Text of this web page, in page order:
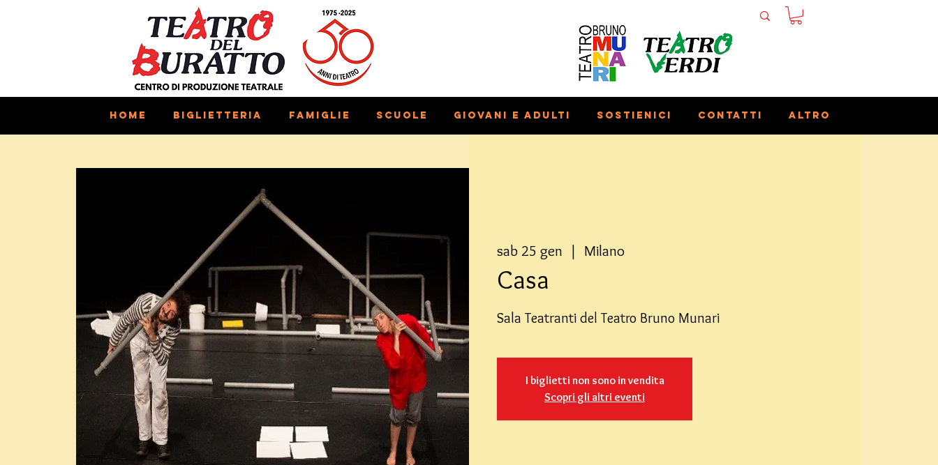
Home Biglietteria Famiglie Scuole Giovani e adulti Sostienici Contatti Altro
sab 25 gen
  |
Milano
Casa
Sala Teatranti del Teatro Bruno Munari
I biglietti non sono in vendita
Scopri gli altri eventi